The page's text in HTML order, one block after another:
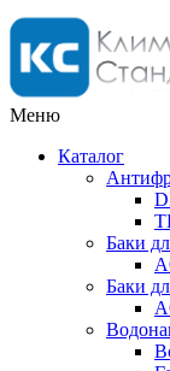
Меню
Каталог
Баки
Баки